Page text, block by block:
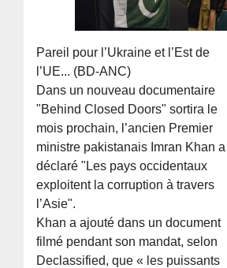
Pareil pour l’Ukraine et l’Est de
l’UE... (BD-ANC)
Dans un nouveau documentaire
"Behind Closed Doors" sortira le
mois prochain, l’ancien Premier
ministre pakistanais Imran Khan a
déclaré "Les pays occidentaux
exploitent la corruption à travers
l’Asie".
Khan a ajouté dans un document
filmé pendant son mandat, selon
Declassified, que « les puissants